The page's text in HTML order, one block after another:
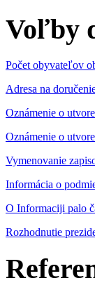
Voľby
Počet obyvateľov
Adresa na
Oznámenie o
Oznámenie o
Vymenovanie
Informácia o
O Informaciji palo
Rozhodnutie